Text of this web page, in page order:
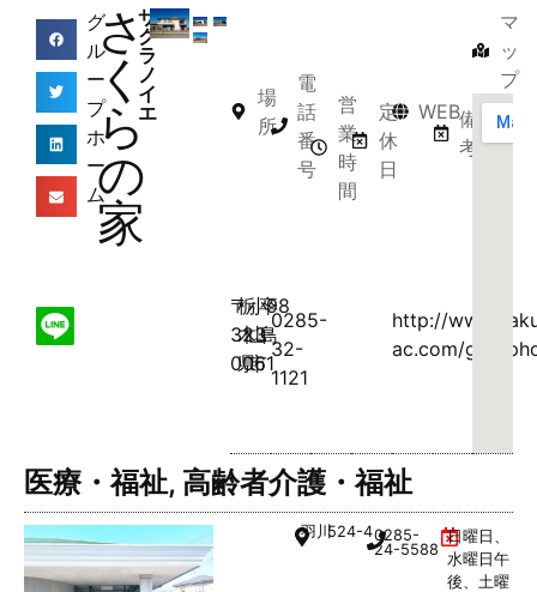
グ
ル
ー
プ
ホ
ー
ム
さ
く
ら
の
家
サ
ク
ラ
ノ
イ
エ
場
所
〒
323-
0061
栃
木
県
小
山
市
卒
島
98
電
話
番
号
0285-
32-
1121
営
業
時
間
定
休
日
WEB
http://
ac.com/
備
考
マ
ッ
プ
医療・福祉, 高齢者介護・福祉
羽川524-40285-
24-5588
日曜日、
水曜日午
後、土曜